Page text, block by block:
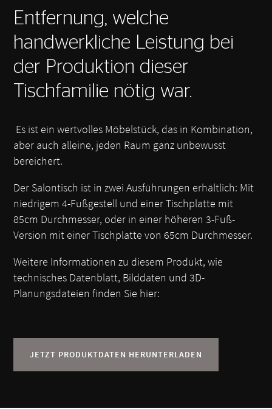
Entfernung, welche
handwerkliche Leistung bei
der Produktion dieser
Tischfamilie nötig war.
Es ist ein wertvolles Möbelstück, das in Kombination,
aber auch alleine, jeden Raum ganz unbewusst
bereichert.
Der Salontisch ist in zwei Ausführungen erhältlich: Mit
niedrigem 4-Fußgestell und einer Tischplatte mit
85cm Durchmesser, oder in einer höheren 3-Fuß-
Version mit einer Tischplatte von 65cm Durchmesser.
Weitere Informationen zu diesem Produkt, wie
technisches Datenblatt, Bilddaten und 3D-
Planungsdateien finden Sie hier:
JETZT PRODUKTDATEN HERUNTERLADEN